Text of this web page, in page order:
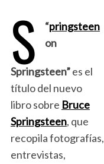
“
S
pringsteen
on
Springsteen”es el
título del nuevo
libro sobre Bruce
Springsteen, que
recopila fotografías,
entrevistas,